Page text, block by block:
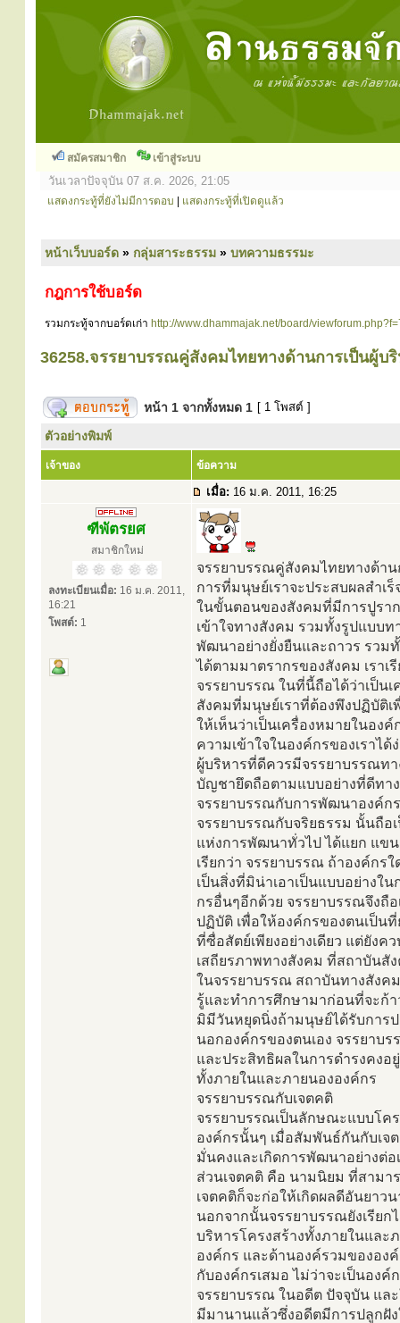
สมัครสมาชิก เข้าสู่ระบบ
วันเวลาปัจจุบัน 07 ส.ค. 2026, 21:05
แสดงกระทู้ที่ยังไม่มีการตอบ แสดงกระทู้ที่เปิดดูแล้ว
หน้าเว็บบอร์ด » กลุ่มสาระธรรม » บทความธรรมะ
กฎการใช้บอร์ด
รวมกระทู้จากบอร์ดเก่า http://www.dhammajak.net/board/
36258.จรรยาบรรณคู่สังคมไทยทางด้านการเป็นผู้บ
หน้า 1 จากทั้งหมด 1 [ 1 โพสต์ ]
ตัวอย่างพิมพ์
เจ้าของ ข้อความ
เมื่อ: 16 ม.ค. 2011, 16:25
ฑีพัตรยศ
สมาชิกใหม่
ลงทะเบียนเมื่อ: 16 ม.ค. 2011,
16:21
โพสต์: 1
จรรยาบรรณคู่สังคมไทยทางด้า
การที่มนุษย์เราจะประสบผลสำเ
ในขั้นตอนของสังคมที่มีการปูรา
เข้าใจทางสังคม รวมทั้งรูปแบบ
พัฒนาอย่างยั่งยืนและถาวร รวม
ได้ตามมาตรากรของสังคม เราเ
จรรยาบรรณ ในที่นี้ถือได้ว่าเป็น
สังคมที่มนุษย์เราที่ต้องพึงปฏิบัติ
ให้เห็นว่าเป็นเครื่องหมายในอง
ความเข้าใจในองค์กรของเราได้
ผู้บริหารที่ดีควรมีจรรยาบรรณท
บัญชายึดถือตามแบบอย่างที่ดีทา
จรรยาบรรณกับการพัฒนาองค์กร
จรรยาบรรณกับจริยธรรม นั้นถื
แห่งการพัฒนาทั่วไป ได้แยก แข
เรียกว่า จรรยาบรรณ ถ้าองค์ก
เป็นสิ่งที่มิน่าเอาเป็นแบบอย่างใ
กรอื่นๆอีกด้วย จรรยาบรรณจึงถื
ปฏิบัติ เพื่อให้องค์กรของตนเป็น
ที่ซื่อสัตย์เพียงอย่างเดียว แต่ยัง
เสถียรภาพทางสังคม ที่สถาบันสั
ในจรรยาบรรณ สถาบันทางสังค
รู้และทำการศึกษามาก่อนที่จะก้
มิมีวันหยุดนิ่งถ้ามนุษย์ได้รับการ
นอกองค์กรของตนเอง จรรยาบ
และประสิทธิผลในการดำรงคงอ
ทั้งภายในและภายนององค์กร
จรรยาบรรณกับเจตคติ
จรรยาบรรณเป็นลักษณะแบบโค
องค์กรนั้นๆ เมื่อสัมพันธ์กันกับเจ
มั่นคงและเกิดการพัฒนาอย่างต่อ
ส่วนเจตคติ คือ นามนิยม ที่สามา
เจตคติก็จะก่อให้เกิดผลดีอันยา
นอกจากนั้นจรรยาบรรณยังเรีย
บริหารโครงสร้างทั้งภายในแล
องค์กร และด้านองค์รวมของอ
กับองค์กรเสมอ ไม่ว่าจะเป็นอง
จรรยาบรรณ ในอดีต ปัจจุบัน แ
มีมานานแล้วซึ่งอดีตมีการปลูกฝั